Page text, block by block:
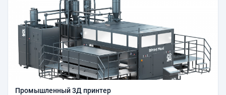
Промышленный 3Д принтер